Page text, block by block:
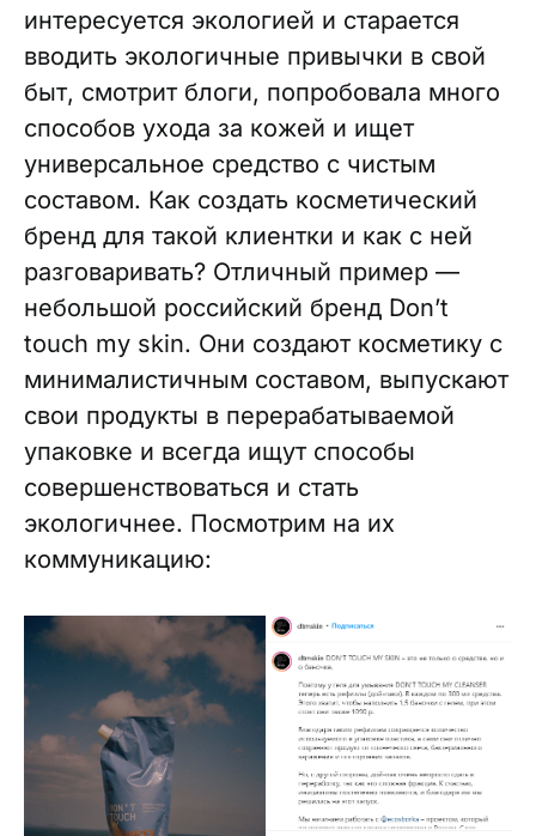
интересуется экологией и старается
вводить экологичные привычки в свой
быт, смотрит блоги, попробовала много
способов ухода за кожей и ищет
универсальное средство с чистым
составом. Как создать косметический
бренд для такой клиентки и как с ней
разговаривать? Отличный пример —
небольшой российский бренд Don’t
touch my skin. Они создают косметику с
минималистичным составом, выпускают
свои продукты в перерабатываемой
упаковке и всегда ищут способы
совершенствоваться и стать
экологичнее. Посмотрим на их
коммуникацию: